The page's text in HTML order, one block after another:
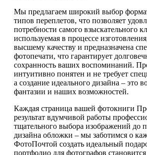
Мы предлагаем широкий выбор
типов переплетов, что позволяет
потребности самого взыскательного
используемая в процессе
высшему качеству и предназначена
фотопечати, что гарантирует
сохранность ваших воспоминаний.
интуитивно понятен и не требует
а создание идеального дизайна – это
фантазии и наших возможностей.
Каждая страница вашей фотокниги
результат вдумчивой работы
тщательного выбора изображений до
дизайна обложки – мы заботимся о
ФотоПочтой создать идеальный
портфолио для фотографов